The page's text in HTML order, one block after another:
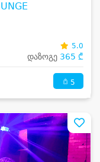
5.0
დაზოგე 365 ₾
5